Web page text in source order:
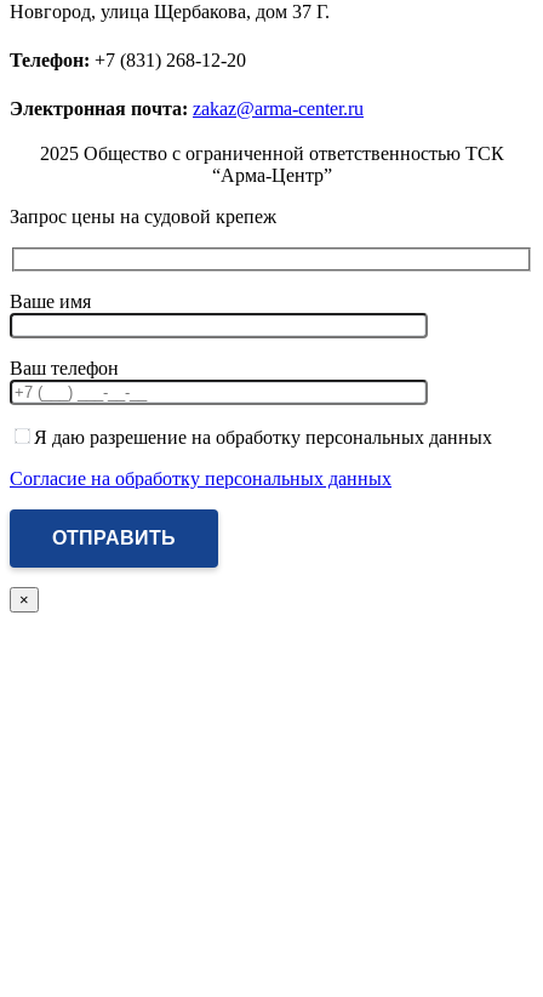
Новгород, улица Щербакова, дом 37 Г.
Телефон: +7 (831) 268-12-20
Электронная почта: zakaz@arma-center.ru
2025 Общество с ограниченной ответственностью ТСК
“Арма-Центр”
Запрос цены на судовой крепеж
Ваше имя
Ваш телефон
Я даю разрешение на обработку персональных данных
Согласие на обработку персональных данных
×